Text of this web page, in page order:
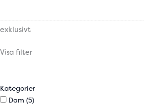
exklusivt
Visa filter
Kategorier
Dam (5)